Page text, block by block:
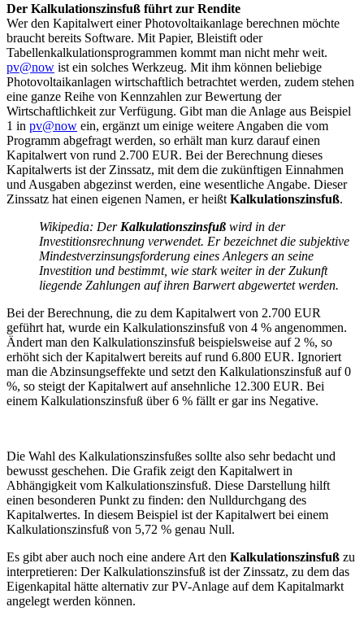
Der Kalkulationszinsfuß führt zur Rendite
Wer den Kapitalwert einer Photovoltaikanlage berechnen möchte
braucht bereits Software. Mit Papier, Bleistift oder
Tabellenkalkulationsprogrammen kommt man nicht mehr weit.
pv@now ist ein solches Werkzeug. Mit ihm können beliebige
Photovoltaikanlagen wirtschaftlich betrachtet werden, zudem stehen
eine ganze Reihe von Kennzahlen zur Bewertung der
Wirtschaftlichkeit zur Verfügung. Gibt man die Anlage aus Beispiel
1 in pv@now ein, ergänzt um einige weitere Angaben die vom
Programm abgefragt werden, so erhält man kurz darauf einen
Kapitalwert von rund 2.700 EUR. Bei der Berechnung dieses
Kapitalwerts ist der Zinssatz, mit dem die zukünftigen Einnahmen
und Ausgaben abgezinst werden, eine wesentliche Angabe. Dieser
Zinssatz hat einen eigenen Namen, er heißt Kalkulationszinsfuß.
Wikipedia: Der Kalkulationszinsfuß wird in der
Investitionsrechnung verwendet. Er bezeichnet die subjektive
Mindestverzinsungsforderung eines Anlegers an seine
Investition und bestimmt, wie stark weiter in der Zukunft
liegende Zahlungen auf ihren Barwert abgewertet werden.
Bei der Berechnung, die zu dem Kapitalwert von 2.700 EUR
geführt hat, wurde ein Kalkulationszinsfuß von 4 % angenommen.
Ändert man den Kalkulationszinsfuß beispielsweise auf 2 %, so
erhöht sich der Kapitalwert bereits auf rund 6.800 EUR. Ignoriert
man die Abzinsungseffekte und setzt den Kalkulationszinsfuß auf 0
%, so steigt der Kapitalwert auf ansehnliche 12.300 EUR. Bei
einem Kalkulationszinsfuß über 6 % fällt er gar ins Negative.
Die Wahl des Kalkulationszinsfußes sollte also sehr bedacht und
bewusst geschehen. Die Grafik zeigt den Kapitalwert in
Abhängigkeit vom Kalkulationszinsfuß. Diese Darstellung hilft
einen besonderen Punkt zu finden: den Nulldurchgang des
Kapitalwertes. In diesem Beispiel ist der Kapitalwert bei einem
Kalkulationszinsfuß von 5,72 % genau Null.
Es gibt aber auch noch eine andere Art den Kalkulationszinsfuß zu
interpretieren: Der Kalkulationszinsfuß ist der Zinssatz, zu dem das
Eigenkapital hätte alternativ zur PV-Anlage auf dem Kapitalmarkt
angelegt werden können.